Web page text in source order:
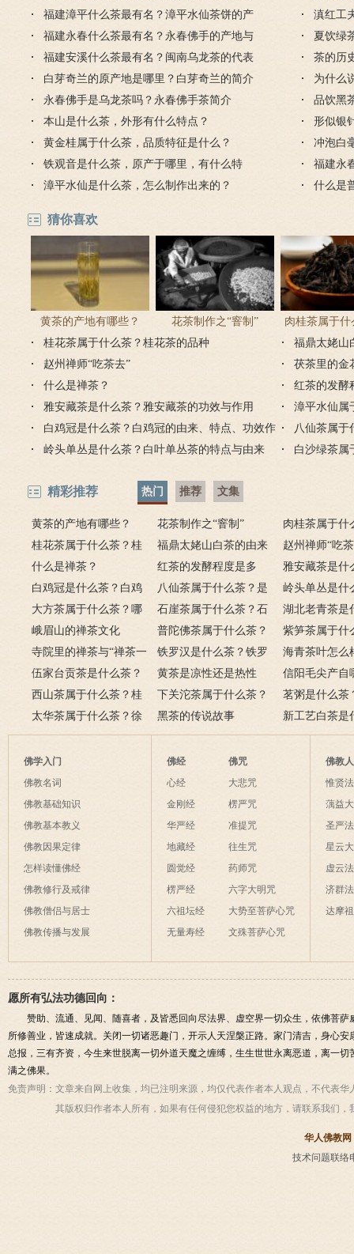
福建漳平什么茶最有名？漳平水仙茶饼的产
地与特点
福建永春什么茶最有名？永春佛手的产地与
特点
福建安溪什么茶最有名？闽南乌龙茶的代表
茶铁观音
白芽奇兰的原产地是哪里？白芽奇兰的简介
永春佛手是乌龙茶吗？永春佛手茶简介
本山是什么茶，外形有什么特点？
黄金桂属于什么茶，品质特征是什么？
铁观音是什么茶，原产于哪里，有什么特
征？
漳平水仙是什么茶，怎么制作出来的？
滇红工
夏饮绿
茶的历
为什么
品饮黑
形似银
冲泡白
福建永
特点
什么是
猜你喜欢
黄茶的产地有哪些？ 花茶制作之“窨制”
肉桂茶属于什
夷肉桂茶是
桂花茶属于什么茶？桂花茶的品种
福鼎太姥山
赵州禅师“吃茶去”
茯茶里的金
什么是禅茶？
红茶的发酵
雅安藏茶是什么茶？雅安藏茶的功效与作用
漳平水仙属
白鸡冠是什么茶？白鸡冠的由来、特点、功效作
用
八仙茶属于
岭头单丛是什么茶？白叶单丛茶的特点与由来
白沙绿茶属
精彩推荐 热门 推荐 文集
黄茶的产地有哪些？ 花茶制作之“窨制”
肉桂茶属于什
夷肉桂茶是红
桂花茶属于什么茶？桂
花茶的品种
福鼎太姥山白茶的由来
传说
赵州禅师“吃
什么是禅茶？
红茶的发酵程度是多
少？
雅安藏茶是什
安藏茶的功效
白鸡冠是什么茶？白鸡
冠的由来、特点、功效作
用
八仙茶属于什么茶？是
哪里的？有什么特点？
岭头单丛是什
叶单丛茶的特
大方茶属于什么茶？哪
里产的？与龙井有什么区
别？
石崖茶属于什么茶？石
崖茶的功效与特点
湖北老青茶是
羊楼洞川字茶
峨眉山的禅茶文化
普陀佛茶属于什么茶？
普陀山佛茶的来历与特
点
紫笋茶属于什
渚紫笋的产地
寺院里的禅茶与“禅茶一
味”的境界
铁罗汉是什么茶？铁罗
汉的特点、功效与作用
海青茶叶怎么
茶的历史
伍家台贡茶是什么茶？
皇恩宠锡茶的来源介绍
黄茶是凉性还是热性
的？喝黄茶的好处
信阳毛尖产自
阳毛尖的主要
西山茶属于什么茶？桂
平西山茶的特点与功效
下关沱茶属于什么茶？
下关沱茶的功效与作用
茗粥是什么茶
意思
太华茶属于什么茶？徐
霞客与太华茶
黑茶的传说故事
新工艺白茶是
始人是谁？历
佛学入门
佛教名词
佛教基础知识
佛教基本教义
佛教因果定律
怎样读懂佛经
佛教修行及戒律
佛教僧侣与居士
佛教传播与发展
佛经
心经
金刚经
华严经
地藏经
圆觉经
楞严经
六祖坛经
无量寿经
佛咒
大悲咒
楞严咒
准提咒
往生咒
药师咒
六字大明咒
大势至菩萨心咒
文殊菩萨心咒
佛教
惟贤
蕅益
圣严
星云
虚云
济群
达摩
愿所有弘法功德回向：
赞助、流通、见闻、随喜者，及皆悉回向尽法界、虚空界一切众生，依佛菩
所修善业，皆速成就。关闭一切诸恶趣门，开示人天涅槃正路。家门清吉，身心
总报，三有齐资，今生来世脱离一切外道天魔之缠缚，生生世世永离恶道，离一
满之佛果。
免责声明： 文章来自网上收集，均已注明来源，均仅代表作者本人观点，不代表
其版权归作者本人所有，如果有任何侵犯您权益的地方，请联系我们，
华人佛教网
技术问题联络